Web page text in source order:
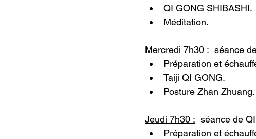
QI GONG SHIBASHI.
Méditation.
Mercredi 7h30 : séance
Préparation et
Taiji QI GONG.
Posture Zhan Zhuang.
Jeudi 7h30 : séance de
Préparation et